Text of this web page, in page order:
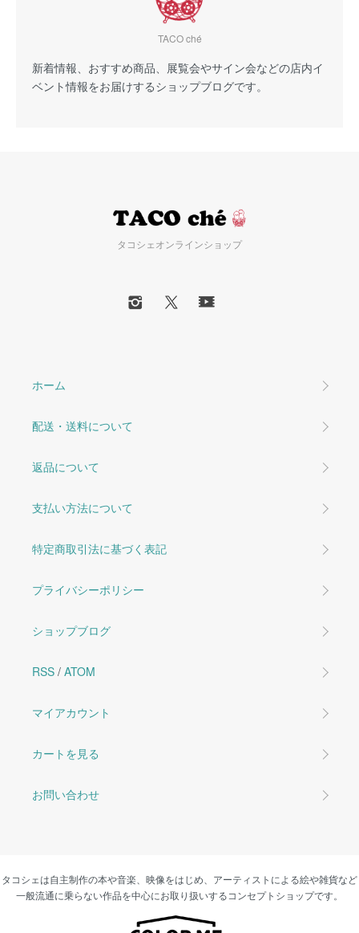
TACO ché
新着情報、おすすめ商品、展覧会やサイン会などの店内イ
ベント情報をお届けするショップブログです。
タコシェオンラインショップ
ホーム
配送・送料について
返品について
支払い方法について
特定商取引法に基づく表記
プライバシーポリシー
ショップブログ
RSS / ATOM
マイアカウント
カートを見る
お問い合わせ
タコシェは自主制作の本や音楽、映像をはじめ、アーティストによる絵や雑貨など
一般流通に乗らない作品を中心にお取り扱いするコンセプトショップです。